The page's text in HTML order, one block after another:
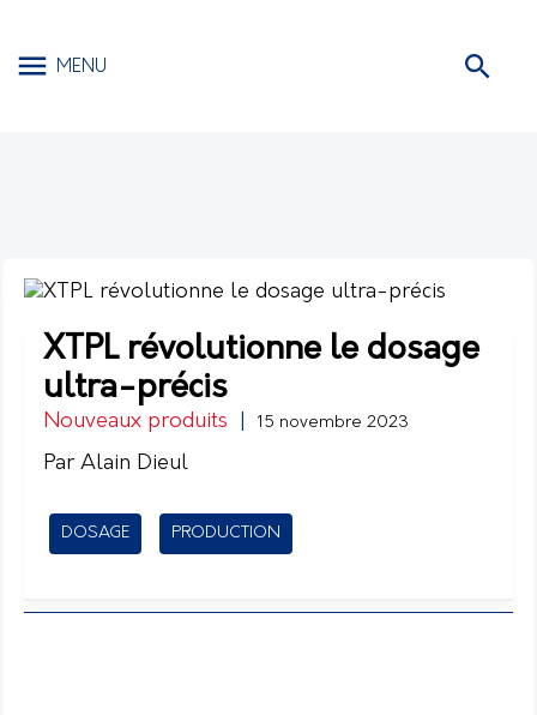
MENU
XTPL révolutionne le dosage
ultra-précis
Nouveaux produits 15 novembre 2023
Par Alain Dieul
DOSAGE PRODUCTION